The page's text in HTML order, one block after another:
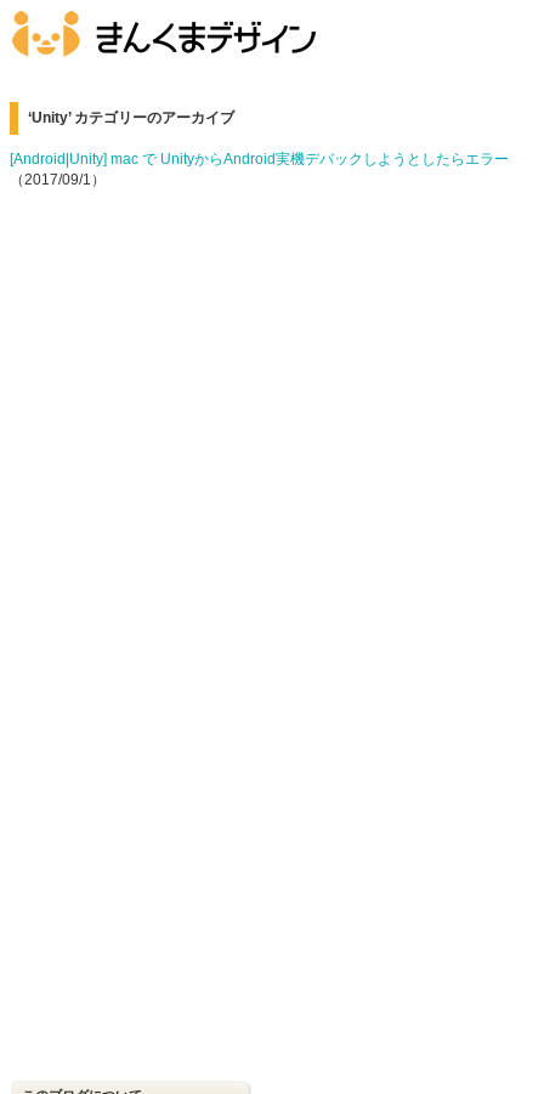
‘Unity’ カテゴリーのアーカイブ
[Android|Unity] mac で UnityからAndroid実機デバックしようとしたらエラー
（2017/09/1）